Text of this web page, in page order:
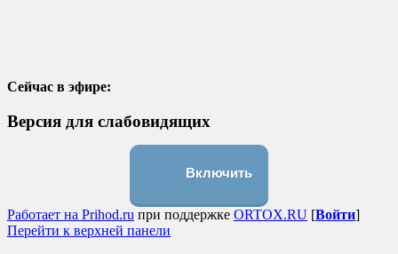
Сейчас в эфире:
Версия для слабовидящих
Включить
Работает на Prihod.ru при поддержке ORTOX.RU [Войти]
Перейти к верхней панели